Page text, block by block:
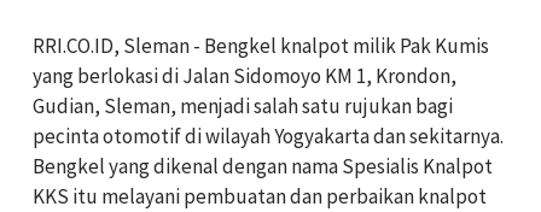
RRI.CO.ID, Sleman - Bengkel knalpot milik Pak Kumis
yang berlokasi di Jalan Sidomoyo KM 1, Krondon,
Gudian, Sleman, menjadi salah satu rujukan bagi
pecinta otomotif di wilayah Yogyakarta dan sekitarnya.
Bengkel yang dikenal dengan nama Spesialis Knalpot
KKS itu melayani pembuatan dan perbaikan knalpot